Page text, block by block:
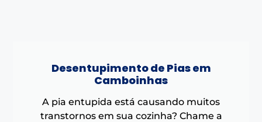
Desentupimento de Pias em
Camboinhas
A pia entupida está causando muitos
transtornos em sua cozinha? Chame a